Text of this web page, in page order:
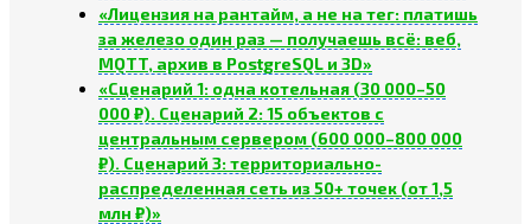
«Лицензия на рантайм, а не на тег: платишь
за железо один раз — получаешь всё: веб,
MQTT, архив в PostgreSQL и 3D»
«Сценарий 1: одна котельная (30 000–50
000 ₽). Сценарий 2: 15 объектов с
центральным сервером (600 000–800 000
₽). Сценарий 3: территориально-
распределенная сеть из 50+ точек (от 1,5
млн ₽)»